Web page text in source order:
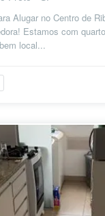
Alugar no Centro de
Estamos com
local...